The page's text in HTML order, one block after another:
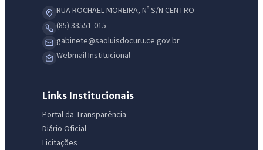
RUA ROCHAEL MOREIRA, Nº S/N CENTRO
(85) 33551-015
gabinete@saoluisdocuru.ce.gov.br
Webmail Institucional
Links Institucionais
Portal da Transparência
Diário Oficial
Licitações